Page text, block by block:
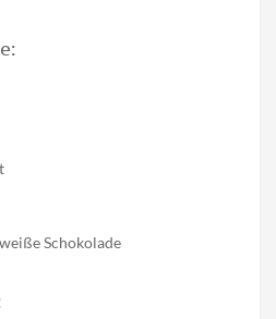
Schokolade